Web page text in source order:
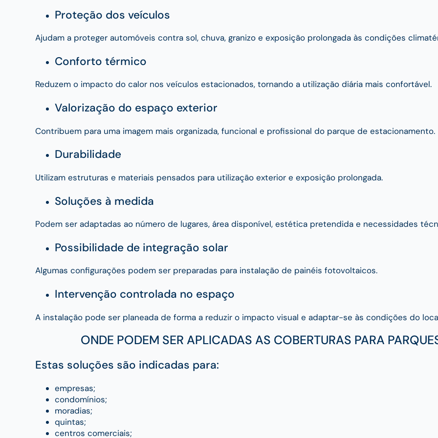
Proteção dos veículos
Ajudam a proteger automóveis contra sol, chuva, granizo e exposição prolongada às condições
Conforto térmico
Reduzem o impacto do calor nos veículos estacionados, tornando a utilização diária mais confortável.
Valorização do espaço exterior
Contribuem para uma imagem mais organizada, funcional e profissional do parque de estacionamento.
Durabilidade
Utilizam estruturas e materiais pensados para utilização exterior e exposição prolongada.
Soluções à medida
Podem ser adaptadas ao número de lugares, área disponível, estética pretendida e necessidades
Possibilidade de integração solar
Algumas configurações podem ser preparadas para instalação de painéis fotovoltaicos.
Intervenção controlada no espaço
A instalação pode ser planeada de forma a reduzir o impacto visual e adaptar-se às condições do
ONDE PODEM SER APLICADAS AS COBERTURAS PARA
Estas soluções são indicadas para:
empresas;
condomínios;
moradias;
quintas;
centros comerciais;